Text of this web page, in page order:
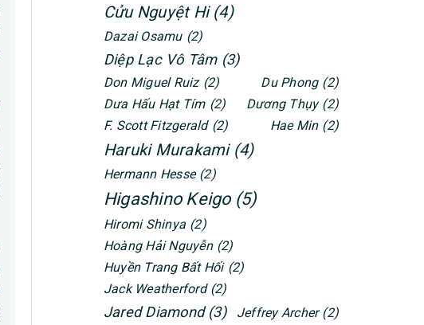
Cửu Nguyệt Hi (4)
Dazai Osamu (2)
Diệp Lạc Vô Tâm (3)
Don Miguel Ruiz (2) Du Phong (2)
Dưa Hấu Hạt Tím (2) Dương Thụy (2)
F. Scott Fitzgerald (2) Hae Min (2)
Haruki Murakami (4)
Hermann Hesse (2)
Higashino Keigo (5)
Hiromi Shinya (2)
Hoàng Hải Nguyễn (2)
Huyền Trang Bất Hối (2)
Jack Weatherford (2)
Jared Diamond (3) Jeffrey Archer (2)